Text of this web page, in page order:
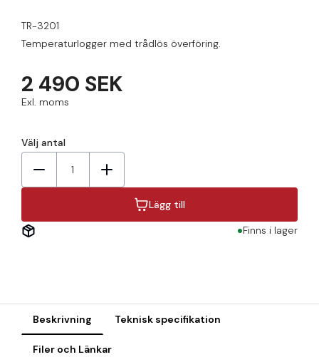
TR-3201
Temperaturlogger med trådlös överföring.
2 490 SEK
Exl. moms
Välj antal
1
Lägg till
Finns i lager
Beskrivning Teknisk specifikation
Filer och Länkar